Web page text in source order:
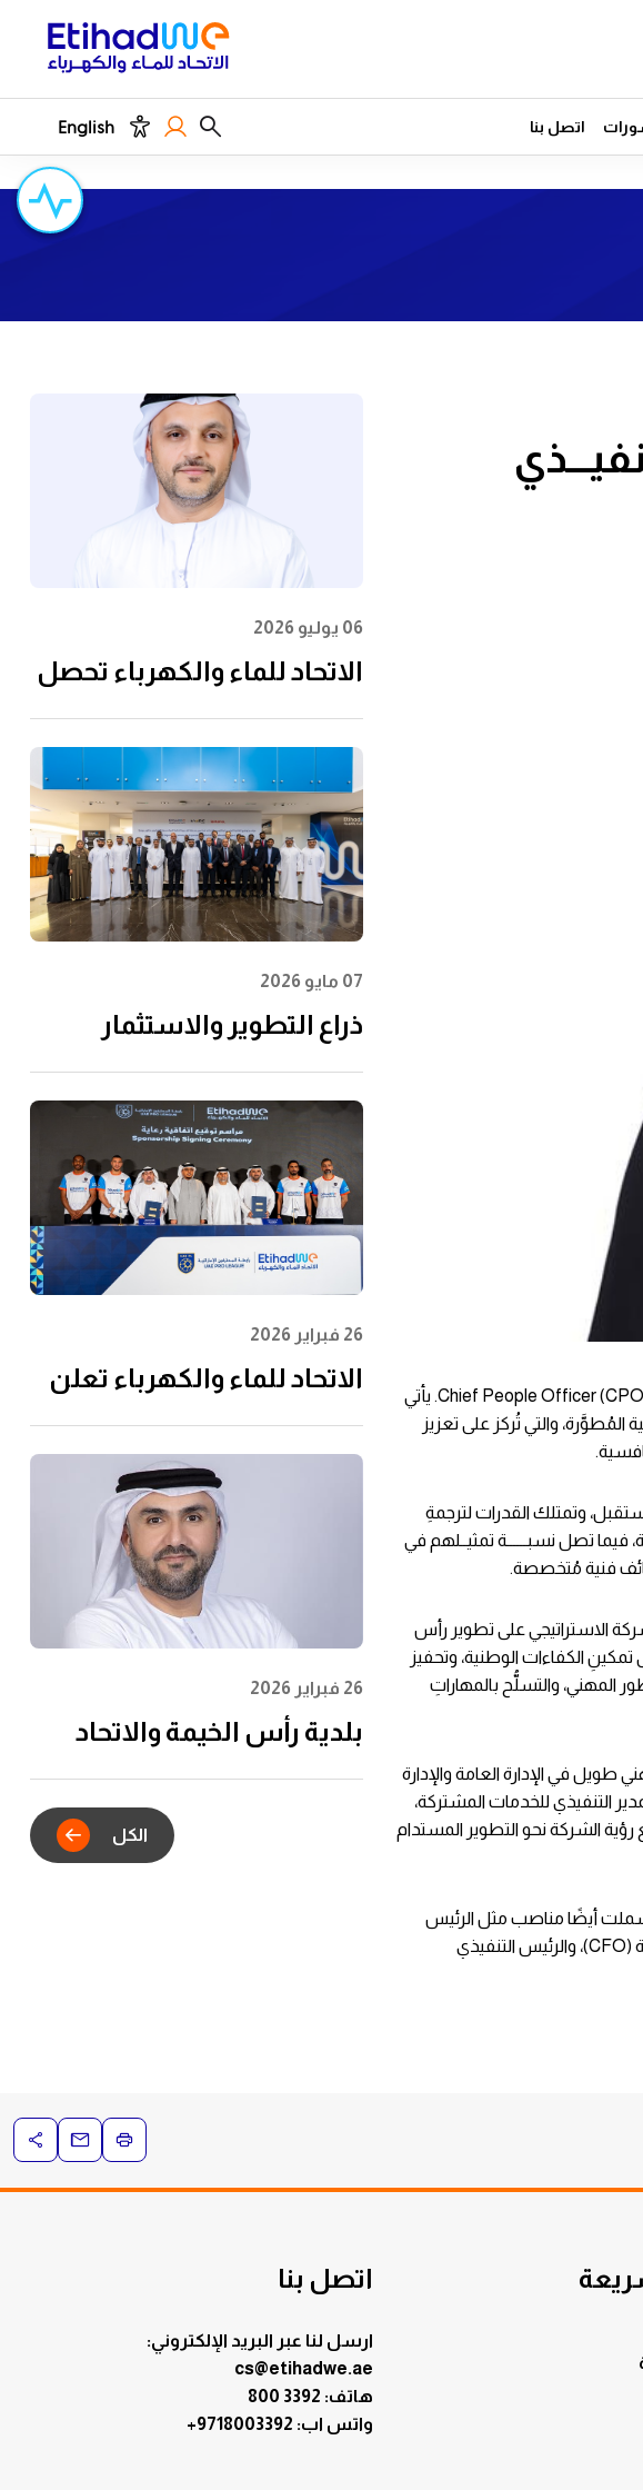
اتصل بنا English
أعلنت "الاتحاد للماء والكهرباء" عن تعيين الآنسة شيخة مراد البلوشي، رئيسًا تنفيذيًا للموارد البشرية (Chief People Officer (CPO. يأتي
والتي تُركز على تعزيز
وتمتلك القدرات لترجمةِ
من القُوى العاملــــــة بالشركــــــــة، فيما تصل نسبــــــة تمثيــلهم في
الاستراتيجي على تطوير رأس
الكفاءات الوطنية، وتحفيز
المهني، والتسلُّح بالمهاراتِ
مع تاريخ مهني طويل في الإدارة العامة والإدارة
التنفيذي للخدمات المشتركة،
الشركة نحو التطوير المستدام
شملت أيضًا مناصب مثل الرئيس
التنفيذي للعمليات (COO)، والرئيس التنفيذي للاستراتيجية والتحول التنظيمي (CSTO)، والرئيس التنفيذي للشؤون المالية (CFO)، والرئيس التنفيذي
06 يوليو 2026
الاتحاد للماء والكهرباء تحصل
55001:2024 في إدارة الأصول
07 مايو 2026
ذراع التطوير والاستثمار
والكهرباء" توقِّع اتفاقية مع
إن إم دي سي إنفرا ولانتانيا
لتنفيذ مشروع محطة الفجيرة
للتحلية سعة 60 مليون جالون
يوميًا
26 فبراير 2026
الاتحاد للماء والكهرباء تعلن
الإماراتية لتعزيز مشاركة
الشباب وتعظيم الأثر
26 فبراير 2026
بلدية رأس الخيمة والاتحاد
الشراكة الاستراتيجية للتكامل
الرقمي في خدمات عقود
الكل
اتصل بنا
ارسل لنا عبر البريد الإلكتروني:
cs@etihadwe.ae
هاتف: 3392 800
+9718003392 :واتس اب